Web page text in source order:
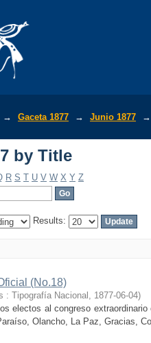
→ Gaceta 1877 → Junio 1877 →
by Title
R S T U V W X Y Z
Results:
(No.18)
: Tipografía Nacional , 1877-06-04)
electos al congreso
Olancho, La Paz, Gracias,